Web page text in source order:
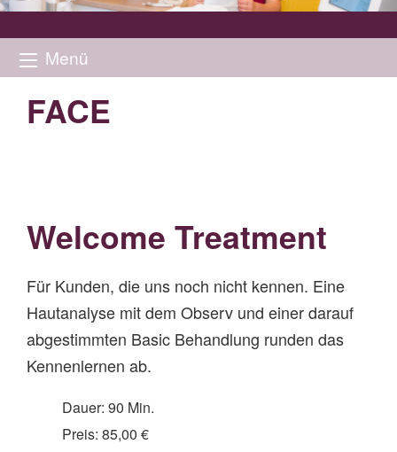
Menü
FACE
Welcome Treatment
Für Kunden, die uns noch nicht kennen. Eine
Hautanalyse mit dem Observ und einer darauf
abgestimmten Basic Behandlung runden das
Kennenlernen ab.
Dauer: 90 Min.
Preis: 85,00 €